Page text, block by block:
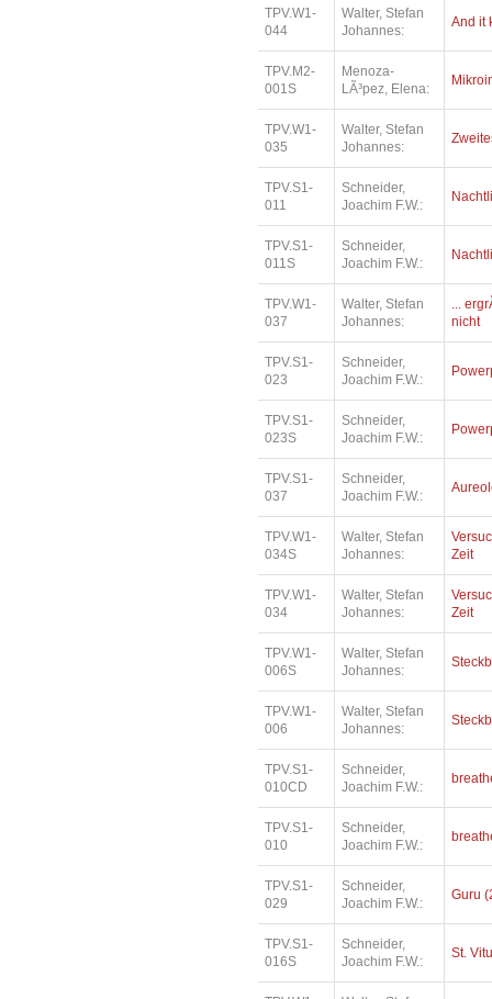
TPV.W1-
044
Walter, Stefan
Johannes:
And it
TPV.M2-
001S
Menoza-
LÃ³pez, Elena:
TPV.W1-
035
Walter, Stefan
Johannes:
TPV.S1-
011
Schneider,
Joachim F.W.:
TPV.S1-
011S
Schneider,
Joachim F.W.:
TPV.W1-
037
Walter, Stefan
Johannes:
...
nicht
TPV.S1-
023
Schneider,
Joachim F.W.:
TPV.S1-
023S
Schneider,
Joachim F.W.:
TPV.S1-
037
Schneider,
Joachim F.W.:
TPV.W1-
034S
Walter, Stefan
Johannes:
Zeit
TPV.W1-
034
Walter, Stefan
Johannes:
Zeit
TPV.W1-
006S
Walter, Stefan
Johannes:
TPV.W1-
006
Walter, Stefan
Johannes:
TPV.S1-
010CD
Schneider,
Joachim F.W.:
TPV.S1-
010
Schneider,
Joachim F.W.:
TPV.S1-
029
Schneider,
Joachim F.W.:
Guru
TPV.S1-
016S
Schneider,
Joachim F.W.:
St.